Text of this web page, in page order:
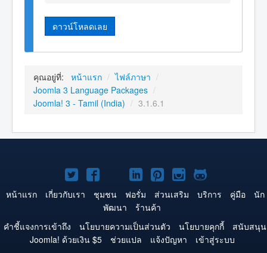
ดาวน์โหลดเลย
คุณอยู่ที่: หน้าแรก / ไฟล์ภาษา /
Joomla 3 Language Packages /
Joomla! 3 - Tamil (India) / 3.1.6.1
Joomla!
บน
Twitter
Joomla!
บน
Facebook
Joomla!
บน
YouTube
Joomla!
บน
LinkedIn
Joomla!
บน
Pinterest
Joomla!
บน
Joomla!
บน
หน้าแรก เกี่ยวกับเรา ชุมชน ฟอรั่ม ส่วนเสริม บริการ คู่มือ
นัก
พัฒนา
ร้านค้า
คำชี้แจงการเข้าถึง
นโยบายความเป็นส่วนตัว นโยบายคุกกี้
สนับสนุน
Joomla! ด้วยเงิน $5
ช่วยแปล แจ้งปัญหา
เข้าสู่ระบบ